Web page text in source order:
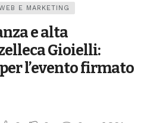
E MARKETING
e alta
Gioielli:
l’evento firmato